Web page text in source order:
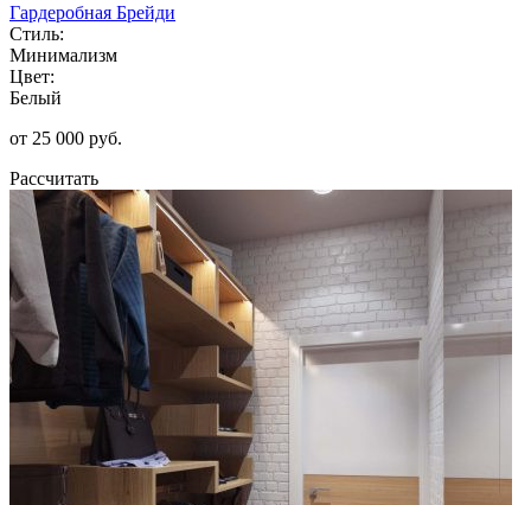
Гардеробная Брейди
Стиль:
Минимализм
Цвет:
Белый
от 25 000 руб.
Рассчитать